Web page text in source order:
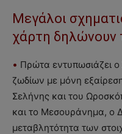
Μεγάλοι
χάρτη δηλώνουν
• Πρώτα εντυπωσιάζει
ζωδίων με μόνη
Σελήνης και του
και το Μεσουράνημα, ο
μεταβλητότητα των